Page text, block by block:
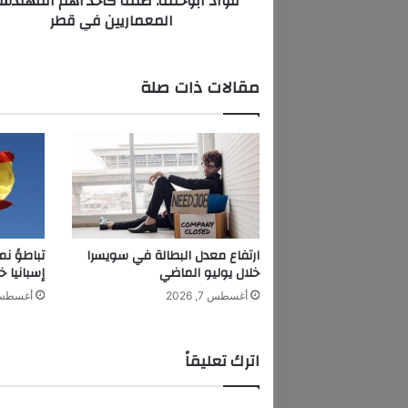
ك
أ
ح
د
أ
ه
ل
م
المعماريين في قطر
مقالات ذات صلة
ارتفاع معدل البطالة في سويسرا
خلال يوليو الماضي
أغسطس 7, 2026
تباطؤ
إسبانيا
أغسطس 7,
اترك تعليقاً